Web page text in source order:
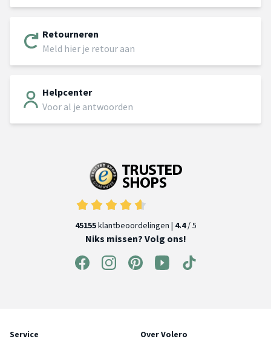
Retourneren
Meld hier je retour aan
Helpcenter
Voor al je antwoorden
45155klantbeoordelingen | 4.4/ 5
Niks missen? Volg ons!
Service Over Volero